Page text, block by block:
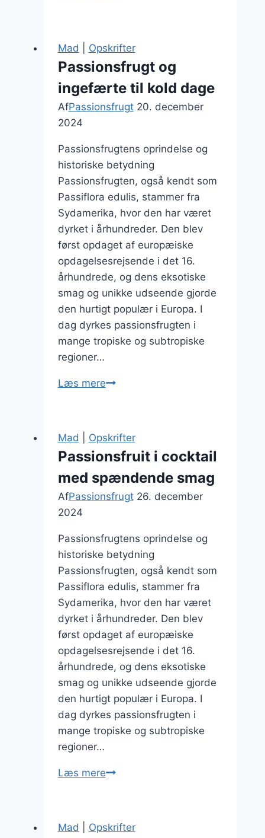
morgenmadsglæde
Mad Opskrifter
Passionsfrugt og
ingefærte til kold dage
AfPassionsfrugt 20. december
2024
Passionsfrugtens oprindelse og
historiske betydning
Passionsfrugten, også kendt som
Passiflora edulis, stammer fra
Sydamerika, hvor den har været
dyrket i århundreder. Den blev
først opdaget af europæiske
opdagelsesrejsende i det 16.
århundrede, og dens eksotiske
smag og unikke udseende gjorde
den hurtigt populær i Europa. I
dag dyrkes passionsfrugten i
mange tropiske og subtropiske
regioner…
Læs merePassionsfrugt
til
dage
Mad Opskrifter
Passionsfruit i cocktail
med spændende smag
AfPassionsfrugt 26. december
2024
Passionsfrugtens oprindelse og
historiske betydning
Passionsfrugten, også kendt som
Passiflora edulis, stammer fra
Sydamerika, hvor den har været
dyrket i århundreder. Den blev
først opdaget af europæiske
opdagelsesrejsende i det 16.
århundrede, og dens eksotiske
smag og unikke udseende gjorde
den hurtigt populær i Europa. I
dag dyrkes passionsfrugten i
mange tropiske og subtropiske
regioner…
Læs merePassionsfruit
med
Mad Opskrifter